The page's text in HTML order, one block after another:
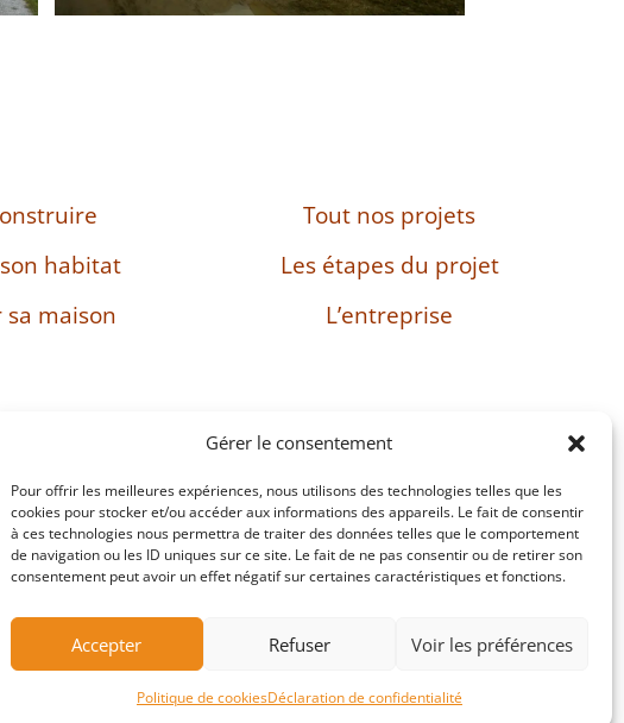
Gérer le consentement
Pour offrir les meilleures expériences, nous utilisons des technologies telles que les
cookies pour stocker et/ou accéder aux informations des appareils. Le fait de consentir
à ces technologies nous permettra de traiter des données telles que le comportement
de navigation ou les ID uniques sur ce site. Le fait de ne pas consentir ou de retirer son
consentement peut avoir un effet négatif sur certaines caractéristiques et fonctions.
Accepter Refuser Voir les préférences
Politique de cookiesDéclaration de confidentialité
habitat
maison
Tout nos projets
Les étapes du projet
L’entreprise
: FR38482897469